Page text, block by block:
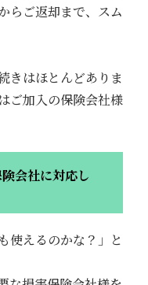
らご返却まで、スム
きはほとんどありま
ご加入の保険会社様
会社に対応し
使えるのかな？」と